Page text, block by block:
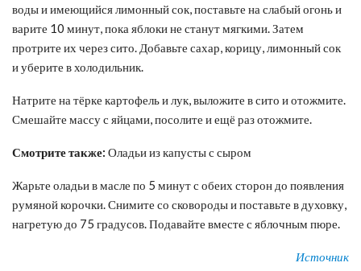
воды и имеющийся лимонный сок, поставьте на слабый огонь и
варите 10 минут, пока яблоки не станут мягкими. Затем
протрите их через сито. Добавьте сахар, корицу, лимонный сок
и уберите в холодильник.
Натрите на тёрке картофель и лук, выложите в сито и отожмите.
Смешайте массу с яйцами, посолите и ещё раз отожмите.
Смотрите также: Оладьи из капусты с сыром
Жарьте оладьи в масле по 5 минут с обеих сторон до появления
румяной корочки. Снимите со сковороды и поставьте в духовку,
нагретую до 75 градусов. Подавайте вместе с яблочным пюре.
Источник